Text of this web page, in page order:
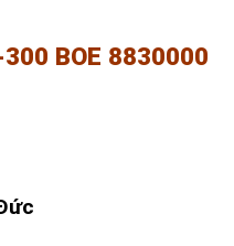
300 BOE 8830000